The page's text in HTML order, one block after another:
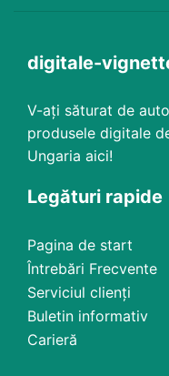
digitale-
V-ați săturat de
produsele digitale
Ungaria aici!
Legături rapide
Pagina de start
Întrebări Frecvente
Serviciul clienți
Buletin informativ
Carieră